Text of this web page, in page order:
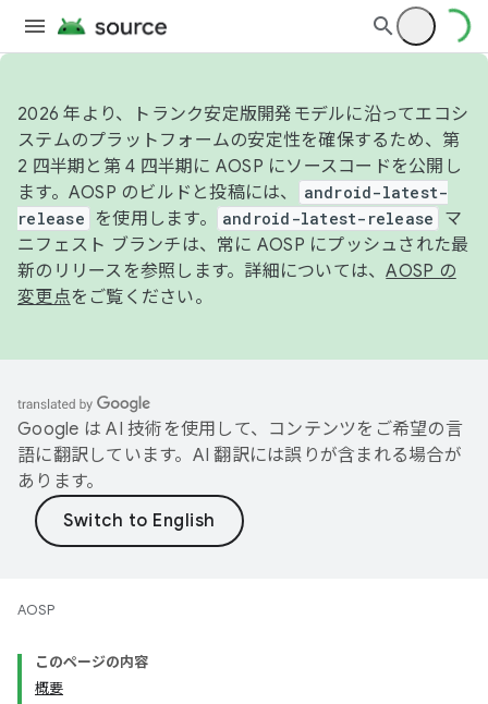
2026 年より、トランク安定版開発モデルに沿ってエコシ
ステムのプラットフォームの安定性を確保するため、第
2 四半期と第 4 四半期に AOSP にソースコードを公開し
ます。AOSP のビルドと投稿には、
android-latest-
release
を使用します。 android-latest-release
マ
ニフェスト ブランチは、常に AOSP にプッシュされた最
新のリリースを参照します。詳細については、AOSP の
変更点をご覧ください。
Google は AI 技術を使用して、コンテンツをご希望の言
語に翻訳しています。AI 翻訳には誤りが含まれる場合が
あります。
AOSP
このページの内容
概要